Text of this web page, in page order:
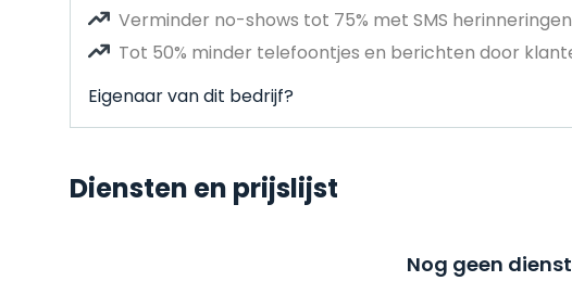
Verminder no-shows tot 75% met SMS
Tot 50% minder telefoontjes en berichten door
Eigenaar van dit bedrijf?
Diensten en prijslijst
Nog geen